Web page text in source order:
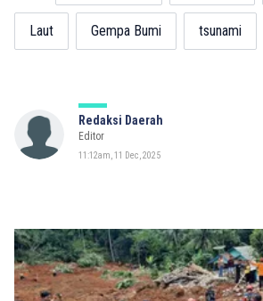
Laut Gempa Bumi tsunami
Redaksi Daerah
Editor
11:12am, 11 Dec, 2025